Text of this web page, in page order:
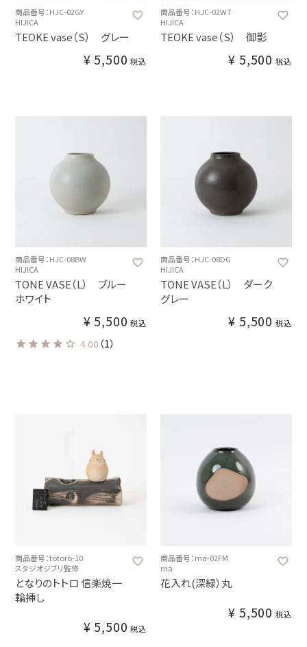
商品番号：HJC-02GY
HIJICA
TEOKE vase（S） グレー
¥ 5,500 税込
商品番号：HJC-02WT
HIJICA
TEOKE vase（S） 御影
¥ 5,500 税込
商品番号：HJC-08BW
HIJICA
TONE VASE（L） ブルー
ホワイト
¥ 5,500 税込
4.00 （1）
商品番号：HJC-08DG
HIJICA
TONE VASE（L） ダーク
グレー
¥ 5,500 税込
商品番号：totoro-10
スタジオジブリ監修
となりのトトロ 信楽焼一
輪挿し
¥ 5,500 税込
商品番号：ma-02FM
ma
花入れ(深緑）丸
¥ 5,500 税込